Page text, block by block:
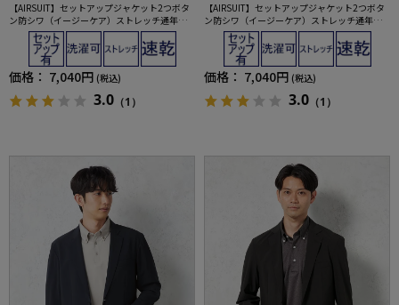
【AIRSUIT】セットアップジャケット2つボタ
ン防シワ（イージーケア）ストレッチ通年吸
汗速乾UVカット春夏
価格： 7,040円 (税込)
3.0 （1）
【AIRSUIT】セットアップジャケット2つボタ
ン防シワ（イージーケア）ストレッチ通年吸
汗速乾UVカット春夏
価格： 7,040円 (税込)
3.0 （1）